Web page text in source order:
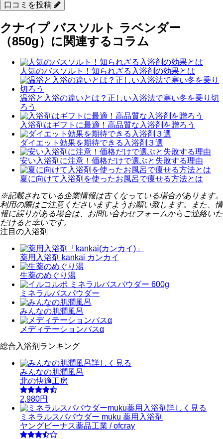
口コミを投稿
クナイプ バスソルト ラベンダー
（850g）に関連するコラム
人気のバスソルト！知られざる入浴剤の効果とは
温浴と入浴の違いとは？正しい入浴法で寒い冬を乗り切
ろう
入浴剤はギフトに最適！高品質な入浴剤を贈ろう
ダイエット効果を期待できる入浴剤３選
安い入浴剤に注意！価格だけで選ぶと失敗する理由
夏に向けて入浴剤を使ったお風呂で痩せる方法とは
※記載されている企業情報は古くなっている場合があります。
利用の際はご注意くださいますようお願い致します。また、情
報に誤りがある場合は、お問い合わせフォームからご連絡いた
だけると幸いです。
注目の入浴剤
薬用入浴剤 kankai カンカイ
生薬のめぐり湯
ミネラルバスパウダー
みんなの肌潤風呂
メディテーションバスα
総合入浴剤ランキング
詳しく見る
みんなの肌潤風呂
北の快適工房
2,980円
詳しく見る
ミネラルスパパウダー muku 薬用入浴剤
ヤングビーナス薬品工業 / ofcray